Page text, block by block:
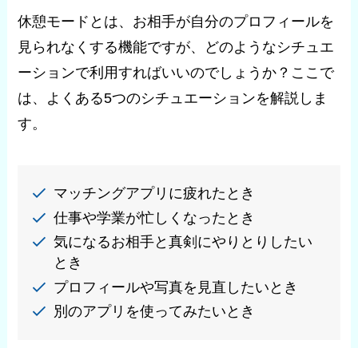
休憩モードとは、お相手が自分のプロフィールを
見られなくする機能ですが、どのようなシチュエ
ーションで利用すればいいのでしょうか？ここで
は、よくある5つのシチュエーションを解説しま
す。
マッチングアプリに疲れたとき
仕事や学業が忙しくなったとき
気になるお相手と真剣にやりとりしたい
とき
プロフィールや写真を見直したいとき
別のアプリを使ってみたいとき